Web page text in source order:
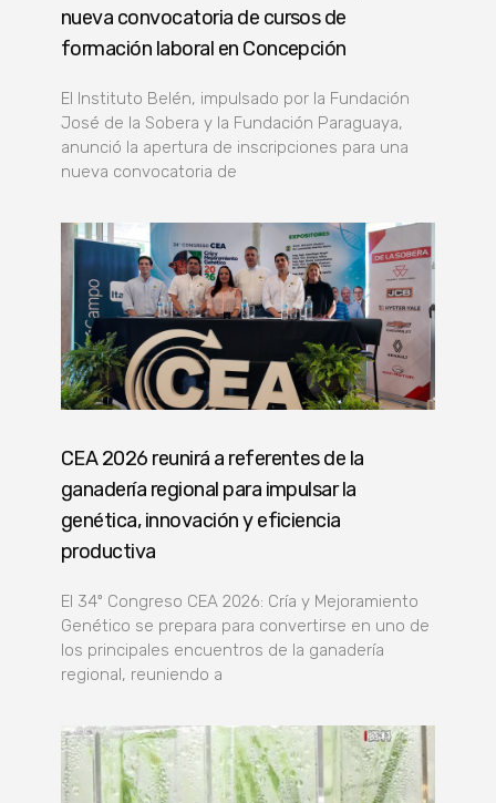
nueva convocatoria de cursos de
formación laboral en Concepción
El Instituto Belén, impulsado por la Fundación
José de la Sobera y la Fundación Paraguaya,
anunció la apertura de inscripciones para una
nueva convocatoria de
CEA 2026 reunirá a referentes de la
ganadería regional para impulsar la
genética, innovación y eficiencia
productiva
El 34º Congreso CEA 2026: Cría y Mejoramiento
Genético se prepara para convertirse en uno de
los principales encuentros de la ganadería
regional, reuniendo a